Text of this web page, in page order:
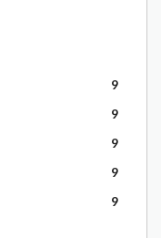
9
9
9
9
9